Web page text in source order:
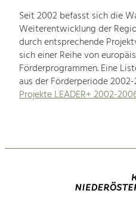
Seit 2002 befasst sich die
Weiterentwicklung der
durch entsprechende
sich einer Reihe von
Förderprogrammen. Eine
aus der Förderperiode
Projekte LEADER+ 2002-